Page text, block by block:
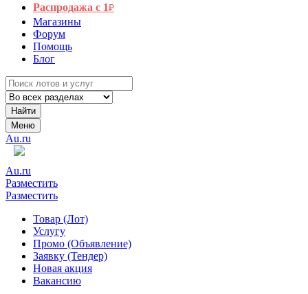
Распродажа с 1₽
Магазины
Форум
Помощь
Блог
Найти
Меню
Au.ru
Au.ru
Разместить
Разместить
Товар (Лот)
Услугу
Промо (Объявление)
Заявку (Тендер)
Новая акция
Вакансию